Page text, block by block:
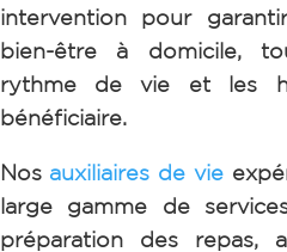
intervention pour
bien-être à domicile,
rythme de vie et les
bénéficiaire.
Nos auxiliaires de vie
large gamme de
préparation des repas,